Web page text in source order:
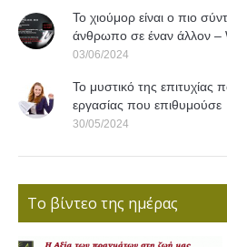
Το χιούμορ είναι ο πιο
άνθρωπο σε έναν άλλον –
03/06/2024
Το μυστικό της επιτυχίας
εργασίας που επιθυμούσε
30/05/2024
Το βίντεο της ημέρας